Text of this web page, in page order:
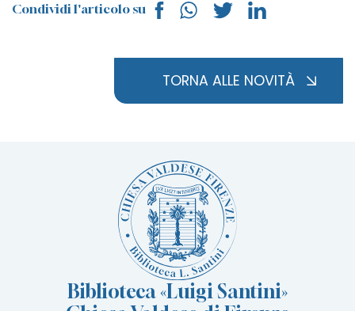
Condividi l'articolo su
TORNA ALLE NOVITÀ
Biblioteca «Luigi Santini»